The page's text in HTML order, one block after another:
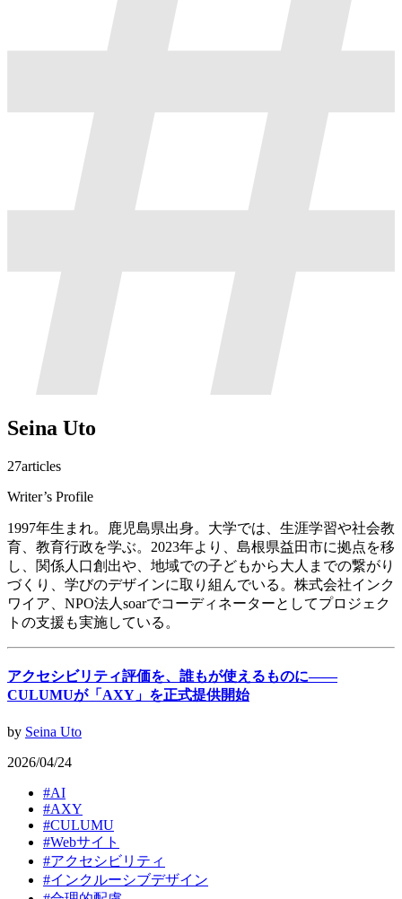
Seina Uto
27articles
Writer’s Profile
1997年生まれ。鹿児島県出身。大学では、生涯学習や社会教
育、教育行政を学ぶ。2023年より、島根県益田市に拠点を移
し、関係人口創出や、地域での子どもから大人までの繋がり
づくり、学びのデザインに取り組んでいる。株式会社インク
ワイア、NPO法人soarでコーディネーターとしてプロジェク
トの支援も実施している。
アクセシビリティ評価を、誰もが使えるものに——
CULUMUが「AXY」を正式提供開始
by Seina Uto
2026/04/24
#AI
#AXY
#CULUMU
#Webサイト
#アクセシビリティ
#インクルーシブデザイン